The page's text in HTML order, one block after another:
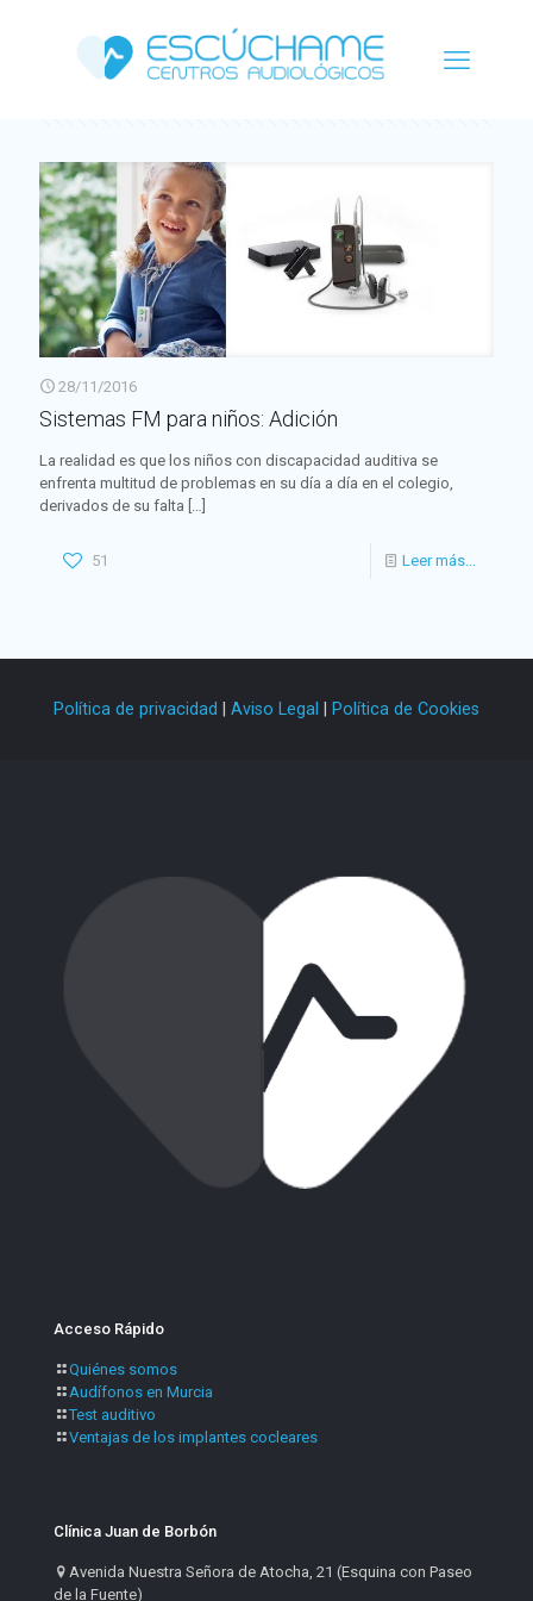
28/11/2016
Sistemas FM para niños: Adición
La realidad es que los niños con discapacidad auditiva se
enfrenta multitud de problemas en su día a día en el colegio,
derivados de su falta […]
51 Leer más...
Política de privacidad | Aviso Legal | Política de Cookies
Acceso Rápido
Quiénes somos
Audífonos en Murcia
Test auditivo
Ventajas de los implantes cocleares
Clínica Juan de Borbón
Avenida Nuestra Señora de Atocha, 21 (Esquina con Paseo
de la Fuente)